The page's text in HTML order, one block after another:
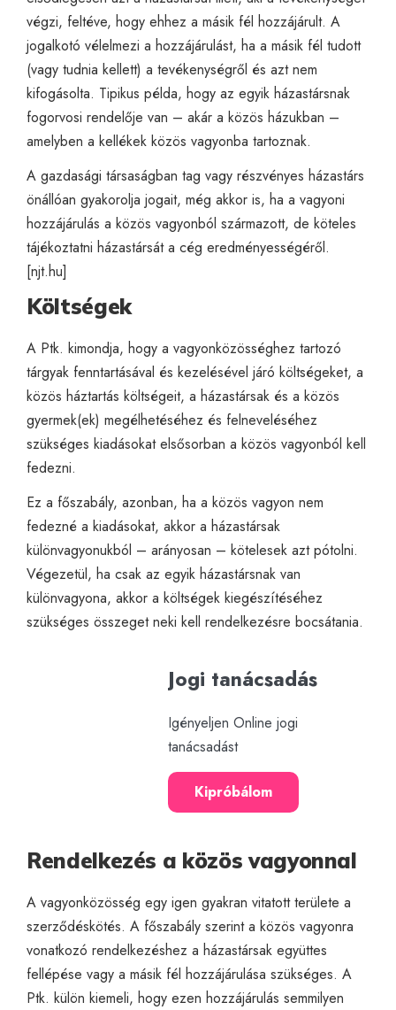
végzi, feltéve, hogy ehhez a másik fél hozzájárult. A
jogalkotó vélelmezi a hozzájárulást, ha a másik fél tudott
(vagy tudnia kellett) a tevékenységről és azt nem
kifogásolta. Tipikus példa, hogy az egyik házastársnak
fogorvosi rendelője van – akár a közös házukban –
amelyben a kellékek közös vagyonba tartoznak.
A gazdasági társaságban tag vagy részvényes házastárs
önállóan gyakorolja jogait, még akkor is, ha a vagyoni
hozzájárulás a közös vagyonból származott, de köteles
tájékoztatni házastársát a cég eredményességéről.
[njt.hu]
Költségek
A Ptk. kimondja, hogy a vagyonközösséghez tartozó
tárgyak fenntartásával és kezelésével járó költségeket, a
közös háztartás költségeit, a házastársak és a közös
gyermek(ek) megélhetéséhez és felneveléséhez
szükséges kiadásokat elsősorban a közös vagyonból kell
fedezni.
Ez a főszabály, azonban, ha a közös vagyon nem
fedezné a kiadásokat, akkor a házastársak
különvagyonukból – arányosan – kötelesek azt pótolni.
Végezetül, ha csak az egyik házastársnak van
különvagyona, akkor a költségek kiegészítéséhez
szükséges összeget neki kell rendelkezésre bocsátania.
Jogi tanácsadás
Igényeljen Online jogi
tanácsadást
Kipróbálom
Rendelkezés a közös vagyonnal
A vagyonközösség egy igen gyakran vitatott területe a
szerződéskötés. A főszabály szerint a közös vagyonra
vonatkozó rendelkezéshez a házastársak együttes
fellépése vagy a másik fél hozzájárulása szükséges. A
Ptk. külön kiemeli, hogy ezen hozzájárulás semmilyen